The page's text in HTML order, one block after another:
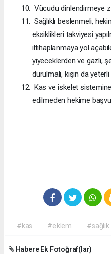
Vücudu dinlendirmeye
Sağlıklı beslenmeli,
eksiklikleri takviyesi
iltihaplanmaya yol
yiyeceklerden ve gazlı,
durulmalı, kışın da
Kas ve iskelet
edilmeden hekime
#kas #eklem #sağlık
Habere Ek Fotoğraf(lar)